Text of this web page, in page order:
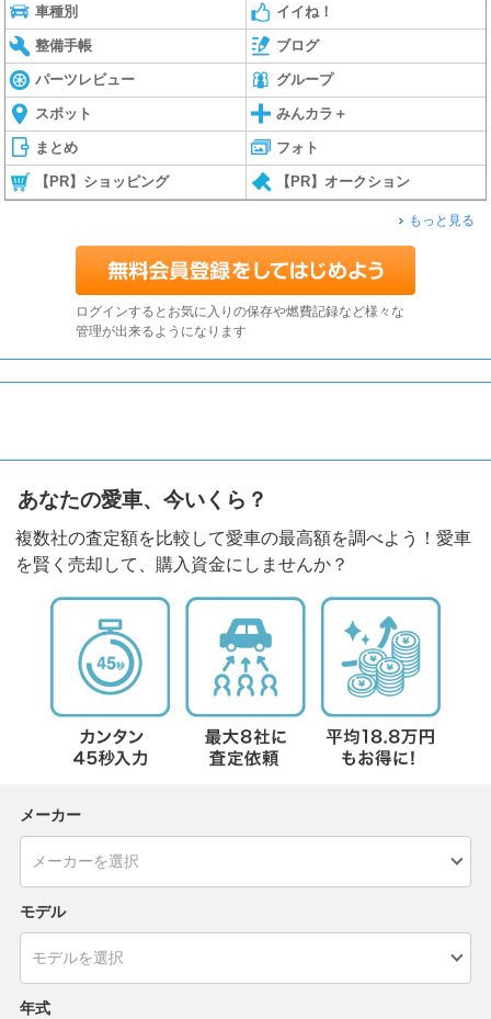
車種別 イイね！
整備手帳 ブログ
パーツレビュー グループ
スポット みんカラ＋
まとめ フォト
【PR】ショッピング 【PR】オークション
もっと見る
ログインするとお気に入りの保存や燃費記録など様々な
管理が出来るようになります
あなたの愛車、今いくら？
複数社の査定額を比較して愛車の最高額を調べよう！愛車
を賢く売却して、購入資金にしませんか？
メーカー
モデル
年式